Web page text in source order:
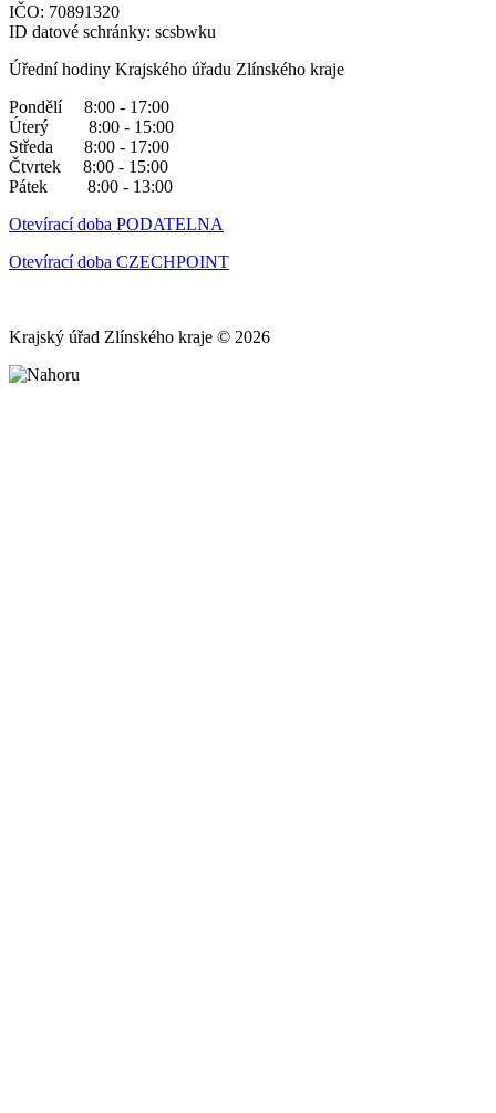
IČO: 70891320
ID datové schránky: scsbwku
Úřední hodiny Krajského úřadu Zlínského kraje
Pondělí 8:00 - 17:00
Úterý 8:00 - 15:00
Středa 8:00 - 17:00
Čtvrtek 8:00 - 15:00
Pátek 8:00 - 13:00
Otevírací doba PODATELNA
Otevírací doba CZECHPOINT
Krajský úřad Zlínského kraje © 2026